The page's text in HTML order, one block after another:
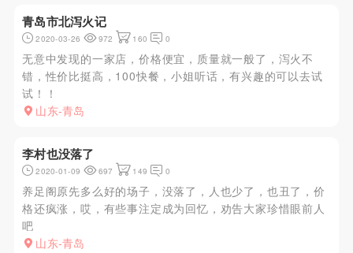
青岛市北泻火记
2020-03-26 972 160 0
无意中发现的一家店，价格便宜，质量就一般了，泻火不
错，性价比挺高，100快餐，小姐听话，有兴趣的可以去试
试！！
山东-青岛
李村也没落了
2020-01-09 697 149 0
养足阁原先多么好的场子，没落了，人也少了，也丑了，价
格还疯涨，哎，有些事注定成为回忆，劝告大家珍惜眼前人
吧
山东-青岛